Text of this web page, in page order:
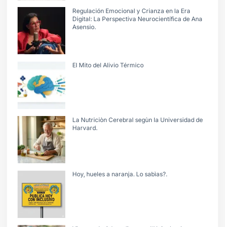
Regulación Emocional y Crianza en la Era
Digital: La Perspectiva Neurocientífica de Ana
Asensio.
El Mito del Alivio Térmico
La Nutriciòn Cerebral segùn la Universidad de
Harvard.
Hoy, hueles a naranja. Lo sabìas?.